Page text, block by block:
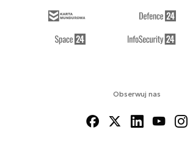
Obserwuj nas